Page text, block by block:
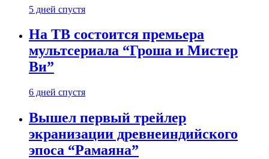
5 дней спустя
На ТВ состоится премьера
мультсериала “Гроша и Мистер
Ви”
6 дней спустя
Вышел первый трейлер
экранизации древнеиндийского
эпоса “Рамаяна”